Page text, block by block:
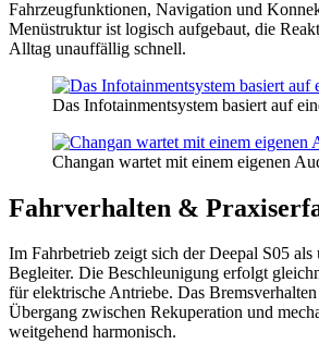
Fahrzeugfunktionen, Navigation und
Menüstruktur ist logisch aufgebaut, die
Alltag unauffällig schnell.
Das Infotainmentsystem basiert auf
Changan wartet mit einem eigenen
Fahrverhalten &
Im Fahrbetrieb zeigt sich der Deepal S05
Begleiter. Die Beschleunigung erfolgt
für elektrische Antriebe. Das
Übergang zwischen Rekuperation und
weitgehend harmonisch.